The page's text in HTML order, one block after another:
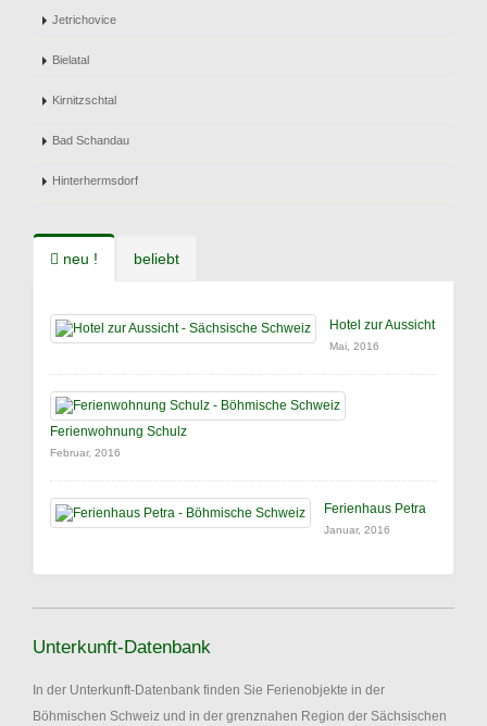
Jetrichovice
Bielatal
Kirnitzschtal
Bad Schandau
Hinterhermsdorf
neu ! beliebt
Hotel zur Aussicht
Mai, 2016
Ferienwohnung Schulz
Februar, 2016
Ferienhaus Petra
Januar, 2016
Unterkunft-Datenbank
In der Unterkunft-Datenbank finden Sie Ferienobjekte in der
Böhmischen Schweiz und in der grenznahen Region der Sächsischen